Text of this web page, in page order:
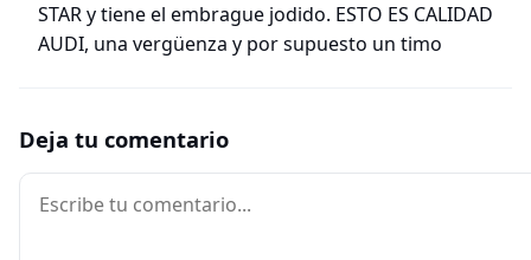
STAR y tiene el embrague jodido. ESTO ES CALIDAD
AUDI, una vergüenza y por supuesto un timo
Deja tu comentario
Comentario